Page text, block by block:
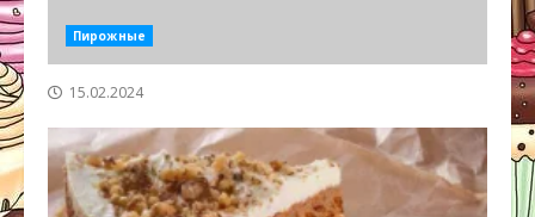
Пирожные
15.02.2024